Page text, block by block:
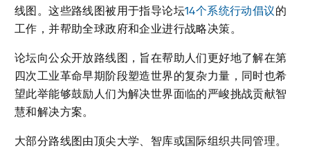
线图。这些路线图被用于指导论坛14个系统行动倡议的
工作，并帮助全球政府和企业进行战略决策。
论坛向公众开放路线图，旨在帮助人们更好地了解在第
四次工业革命早期阶段塑造世界的复杂力量，同时也希
望此举能够鼓励人们为解决世界面临的严峻挑战贡献智
慧和解决方案。
大部分路线图由顶尖大学、智库或国际组织共同管理。